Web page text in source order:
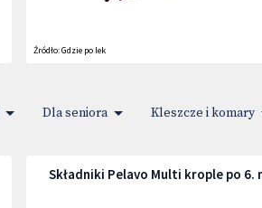
Źródło:Gdzie po lek
Dla seniora Kleszcze i komary
Składniki Pelavo Multi krople po 6.